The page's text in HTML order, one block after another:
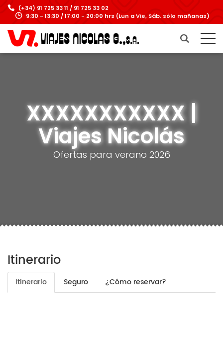
(+34) 91 725 33 11 / 91 725 33 02
9:30 - 13:30 / 17:00 - 20:00 hrs (Lun a Vie, Sáb. sólo mañanas)
XXXXXXXXXXX |
Viajes Nicolás
Ofertas para verano 2026
Itinerario
Itinerario Seguro ¿Cómo reservar?